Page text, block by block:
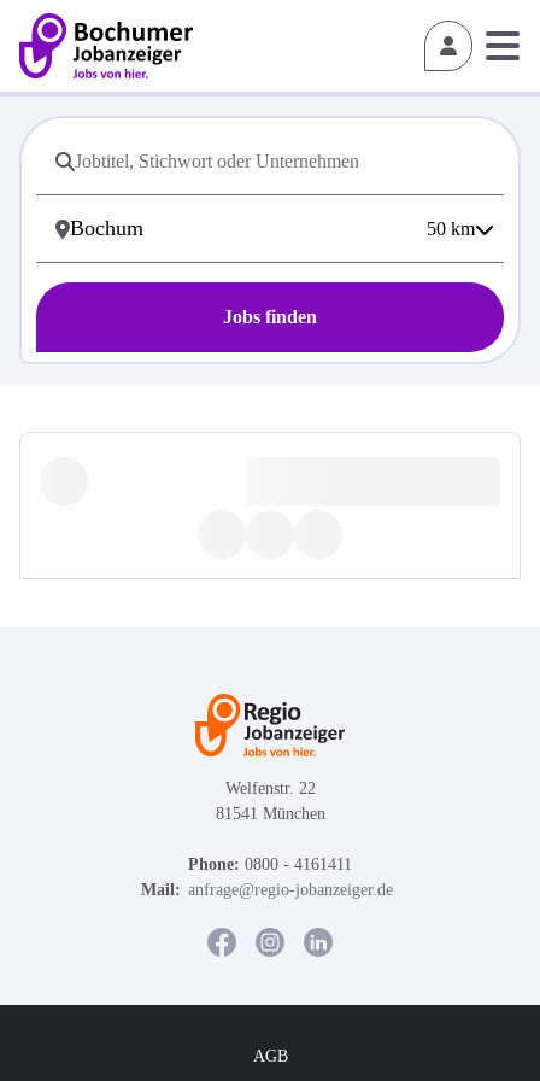
50 km
Jobs finden
Welfenstr. 22
81541 München
Phone: 0800 - 4161411
Mail: anfrage@regio-jobanzeiger.de
AGB